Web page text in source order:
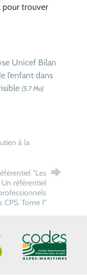
pour trouver
Unicef Bilan
l’enfant dans
(5.7 Mo)
à la
"Les
référentiel
Tome I"
CoDES 06